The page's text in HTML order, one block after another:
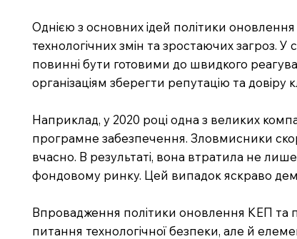
Однією з основних ідей політики
технологічних змін та зростаючих загроз. У
повинні бути готовими до швидкого
організаціям зберегти репутацію та довіру
Наприклад, у 2020 році одна з великих
програмне забезпечення. Зловмисники
вчасно. В результаті, вона втратила не
фондовому ринку. Цей випадок яскраво
Впровадження політики оновлення КЕП та
питання технологічної безпеки, але й